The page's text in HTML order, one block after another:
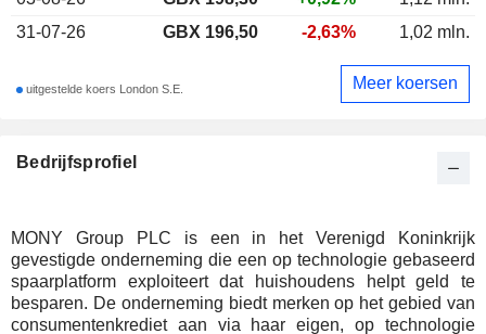
Bedrijfsprofiel
MONY Group PLC is een in het Verenigd Koninkrijk
gevestigde onderneming die een op technologie gebaseerd
spaarplatform exploiteert dat huishoudens helpt geld te
besparen. De onderneming biedt merken op het gebied van
consumentenkrediet aan via haar eigen, op technologie
31-07-26
GBX 196,50 -2,63% 1,02 mln.
uitgestelde koers London S.E. Meer koersen